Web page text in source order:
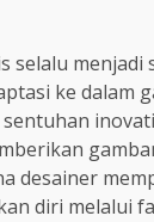
selalu menjadi
ke dalam
desainer
diri melalui